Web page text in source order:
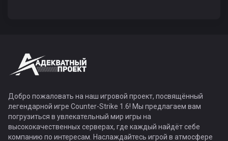
Добро пожаловать на наш игровой проект, посвящённый
легендарной игре Counter-Strike 1.6! Мы предлагаем вам
погрузиться в увлекательный мир игры на
высококачественных серверах, где каждый найдёт себе
компанию по интересам. Наслаждайтесь игрой в атмосфере